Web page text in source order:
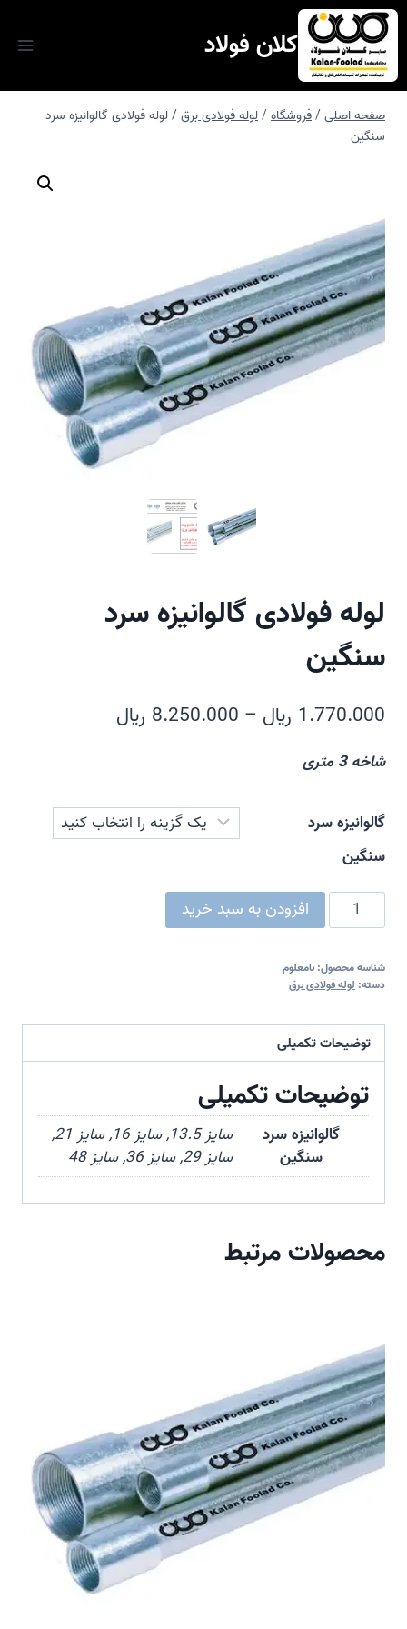
بازگشت
محتوا
کلان فولاد
صفحه اصلی/فروشگاه/لوله فولادی برق/لوله فولادی گالوانیزه سرد
سنگین
لوله فولادی گالوانیزه سرد
سنگین
1.770.000 ﷼ –
8.250.000 ﷼
تا
8.250.000 ﷼
شاخه 3 متری
گالوانیزه سرد
سنگین
فولادی
سرد
عدد
افزودن به سبد خرید
شناسه محصول: نامعلوم
دسته: لوله فولادی برق
توضیحات تکمیلی
توضیحات تکمیلی
گالوانیزه سرد
سنگین
سایز 13.5, سایز 16, سایز 21,
سایز 29, سایز 36, سایز 48
محصولات مرتبط